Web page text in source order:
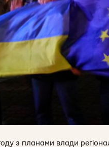
з планами влади